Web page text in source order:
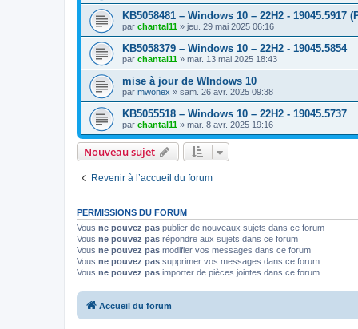
KB5058481 – Windows 10 – 22H2 - 19045.5917
par chantal11 » jeu. 29 mai 2025 06:16
KB5058379 – Windows 10 – 22H2 - 19045.5854
par chantal11 » mar. 13 mai 2025 18:43
mise à jour de WIndows 10
par mwonex » sam. 26 avr. 2025 09:38
KB5055518 – Windows 10 – 22H2 - 19045.5737
par chantal11 » mar. 8 avr. 2025 19:16
Nouveau sujet
Revenir à l’accueil du forum
PERMISSIONS DU FORUM
Vous ne pouvez pas publier de nouveaux sujets dans ce forum
Vous ne pouvez pas répondre aux sujets dans ce forum
Vous ne pouvez pas modifier vos messages dans ce forum
Vous ne pouvez pas supprimer vos messages dans ce forum
Vous ne pouvez pas importer de pièces jointes dans ce forum
Accueil du forum